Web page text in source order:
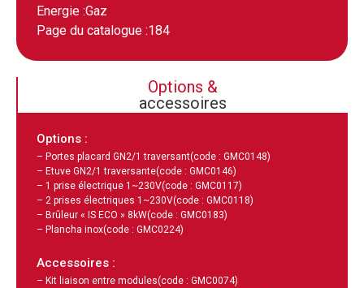
Energie :Gaz
Page du catalogue :184
Options &
accessoires
Options :
– Portes placard GN2/1 traversant(code : GMC0148)
– Etuve GN2/1 traversante(code : GMC0146)
– 1 prise électrique 1~230V(code : GMC0117)
– 2 prises électriques 1~230V(code : GMC0118)
– Brûleur « IS ECO » 8kW(code : GMC0183)
– Plancha inox(code : GMC0224)
Accessoires :
– Kit liaison entre modules(code : GMC0074)